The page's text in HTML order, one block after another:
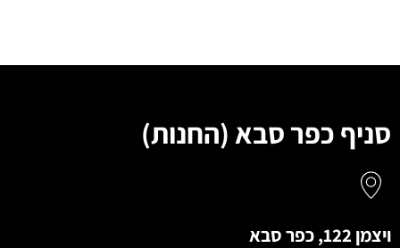
סניף כפר סבא (החנות)
ויצמן 122, כפר סבא